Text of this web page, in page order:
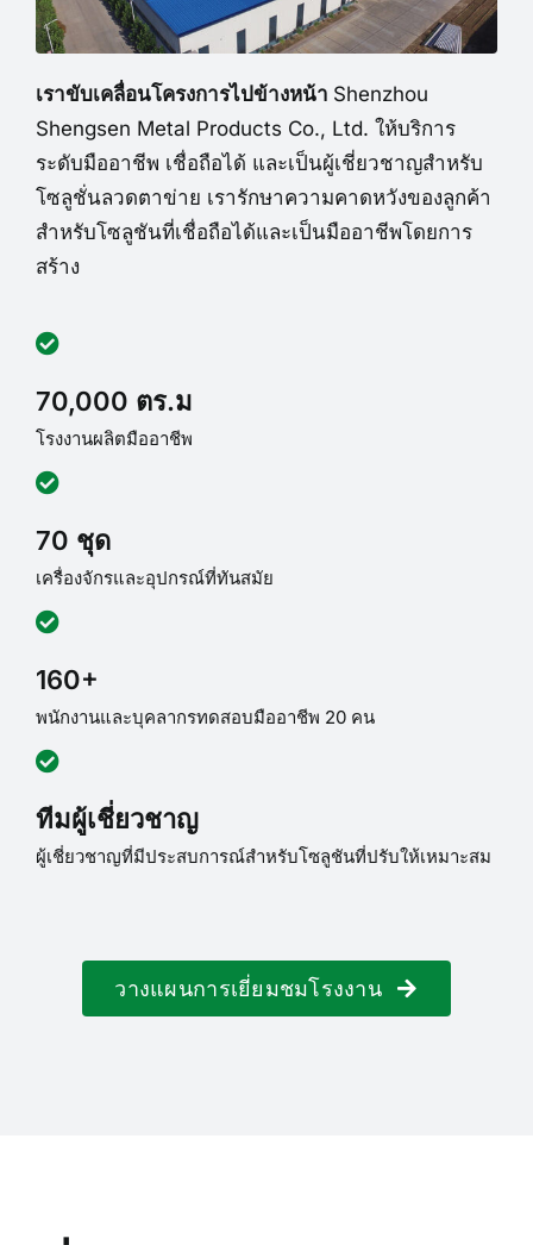
เราขับเคลื่อนโครงการไปข้างหน้า Shenzhou
Shengsen Metal Products Co., Ltd. ให้บริการ
ระดับมืออาชีพ เชื่อถือได้ และเป็นผู้เชี่ยวชาญสำหรับ
โซลูชั่นลวดตาข่าย เรารักษาความคาดหวังของลูกค้า
สำหรับโซลูชันที่เชื่อถือได้และเป็นมืออาชีพโดยการ
สร้าง
70,000 ตร.ม
โรงงานผลิตมืออาชีพ
70 ชุด
เครื่องจักรและอุปกรณ์ที่ทันสมัย
160+
พนักงานและบุคลากรทดสอบมืออาชีพ 20 คน
ทีมผู้เชี่ยวชาญ
ผู้เชี่ยวชาญที่มีประสบการณ์สำหรับโซลูชันที่ปรับให้เหมาะสม
วางแผนการเยี่ยมชมโรงงาน